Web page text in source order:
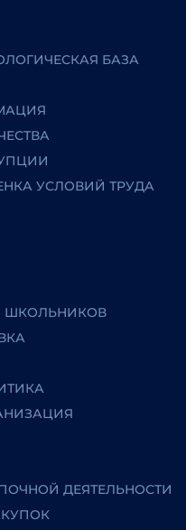
БАЗА
УСЛОВИЙ ТРУДА
ШКОЛЬНИКОВ
ДЕЯТЕЛЬНОСТИ